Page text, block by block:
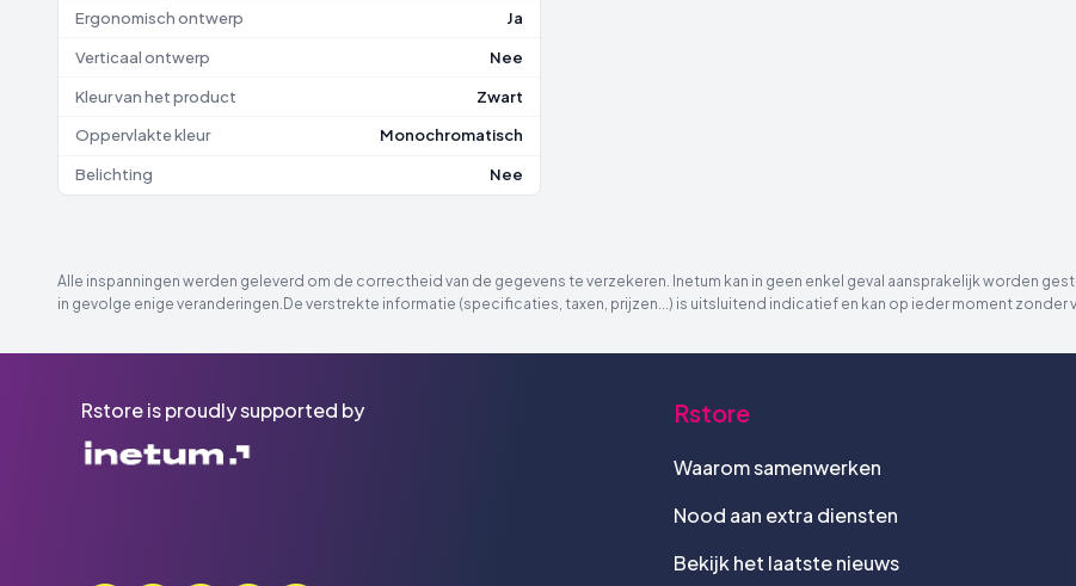
Ergonomisch ontwerp Ja
Verticaal ontwerp Nee
Kleur van het product Zwart
Oppervlakte kleur Monochromatisch
Belichting Nee
Alle inspanningen werden geleverd om de correctheid van de gegevens te verzekeren. Inetum kan in geen enkel geval aansprakelijk worden
in gevolge enige veranderingen.De verstrekte informatie (specificaties, taxen, prijzen...) is uitsluitend indicatief en kan op ieder moment
Rstore is proudly supported by Rstore
Waarom samenwerken
Nood aan extra diensten
Bekijk het laatste nieuws